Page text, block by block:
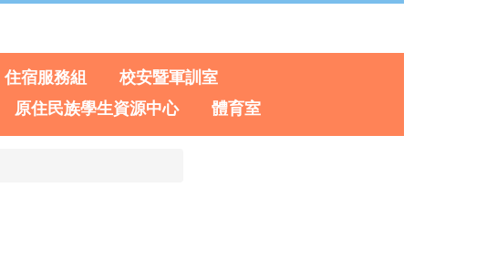
住宿服務組
校安暨軍訓室
原住民族學生資源中心 體育室